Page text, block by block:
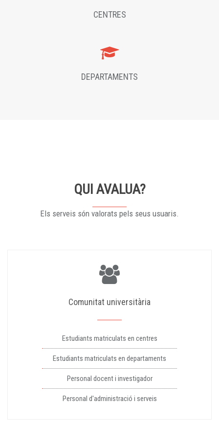
CENTRES
DEPARTAMENTS
QUI AVALUA?
Els serveis són valorats pels seus usuaris.
Comunitat universitària
Estudiants matriculats en centres
Estudiants matriculats en departaments
Personal docent i investigador
Personal d'administració i serveis